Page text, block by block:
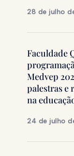
28 de julho
Faculdade
Medvep
palestras e
na
24 de julho